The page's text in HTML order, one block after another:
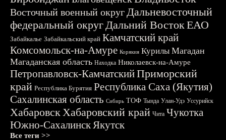
Восточный военный округДальневосточный
федеральный округДальний ВостокЕАО
Забайкалье Забайкальский край Камчатский край
Комсомольск-на-Амуре Корякия Курилы Магадан
Магаданская область Находка Николаевск-на-Амуре
Петропавловск-КамчатскийПриморский
край Республика Бурятия Республика Саха (Якутия)
Сахалинская область Сибирь ТОФ Тында Улан-Удэ Уссурийск
ХабаровскХабаровский край Чита Чукотка
Южно-СахалинскЯкутск
Все теги >>